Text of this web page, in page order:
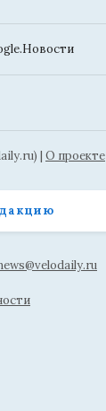
| О проекте